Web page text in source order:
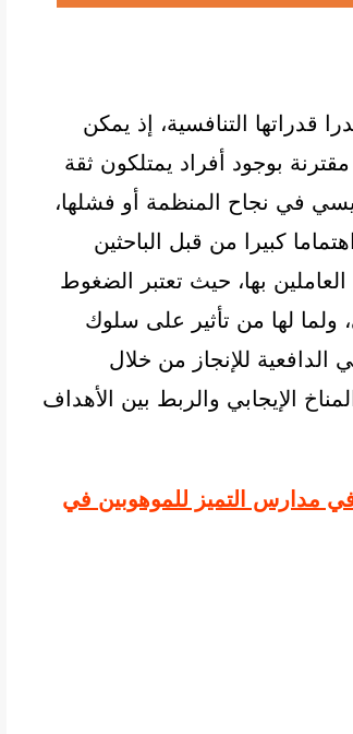
قدراتها التنافسية، إذ يمكن
بوجود أفراد يمتلكون ثقة
في نجاح المنظمة أو فشلها،
كبيرا من قبل الباحثين
العاملين بها، حيث تعتبر الضغوط
ولما لها من تأثير على سلوك
الدافعية للإنجاز من خلال
الإيجابي والربط بين الأهداف
في مدارس التميز للموهوبين في